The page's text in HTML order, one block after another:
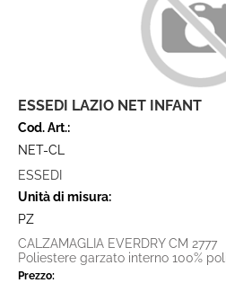
ESSEDI LAZIO NET INFANT
Cod. Art.:
NET-CL
ESSEDI
Unità di misura:
PZ
CALZAMAGLIA EVERDRY CM
Poliestere garzato interno 100%
Prezzo: